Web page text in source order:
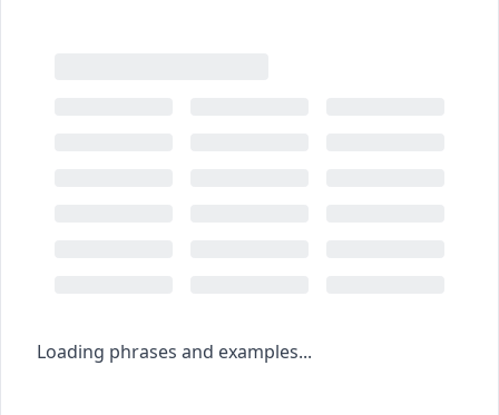
Loading phrases and examples...